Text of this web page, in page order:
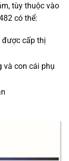
tùy thuộc vào
có thể:
được cấp thị
và con cái phụ